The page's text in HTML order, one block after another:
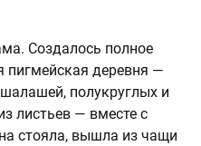
Создалось полное
пигмейская деревня —
полукруглых и
листьев — вместе с
стояла, вышла из чащи